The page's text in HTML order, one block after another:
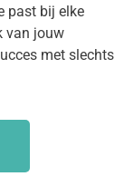
past bij elke
van jouw
met slechts